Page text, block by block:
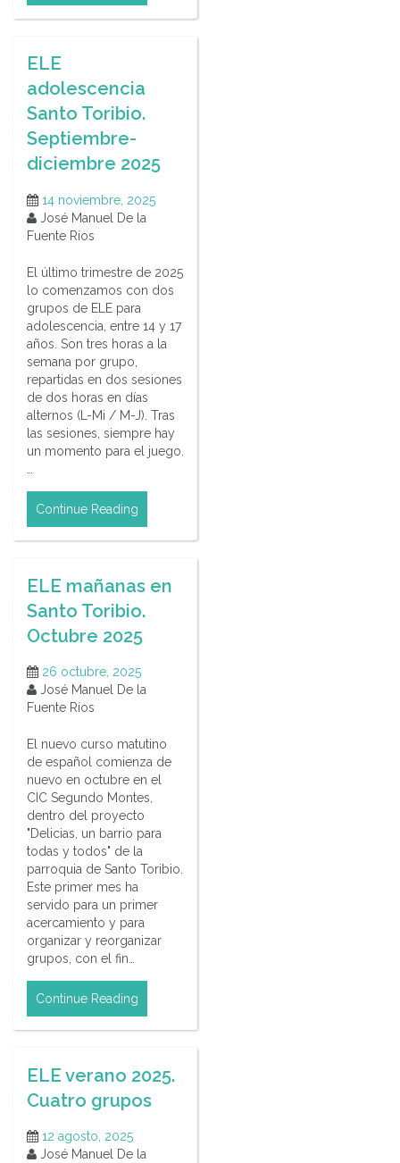
ELE
adolescencia
Santo Toribio.
Septiembre-
diciembre 2025
14 noviembre, 2025
José Manuel De la
Fuente Ríos
El último trimestre de 2025
lo comenzamos con dos
grupos de ELE para
adolescencia, entre 14 y 17
años. Son tres horas a la
semana por grupo,
repartidas en dos sesiones
de dos horas en días
alternos (L-Mi / M-J). Tras
las sesiones, siempre hay
un momento para el juego.
Continue Reading
ELE mañanas en
Santo Toribio.
Octubre 2025
26 octubre, 2025
José Manuel De la
Fuente Ríos
El nuevo curso matutino
de español comienza de
nuevo en octubre en el
CIC Segundo Montes,
dentro del proyecto
"Delicias, un barrio para
todas y todos" de la
parroquia de Santo Toribio.
Este primer mes ha
servido para un primer
acercamiento y para
organizar y reorganizar
grupos, con el fin…
Continue Reading
ELE verano 2025.
Cuatro grupos
12 agosto, 2025
José Manuel De la